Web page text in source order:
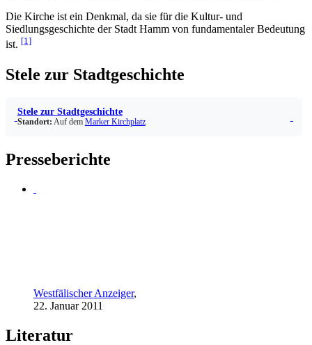
Die Kirche ist ein Denkmal, da sie für die Kultur- und
Siedlungsgeschichte der Stadt Hamm von fundamentaler Bedeutung
ist. [1]
Stele zur Stadtgeschichte
Stele zur Stadtgeschichte
Standort: Auf dem Marker Kirchplatz
Presseberichte
Westfälischer Anzeiger,
22. Januar 2011
Literatur